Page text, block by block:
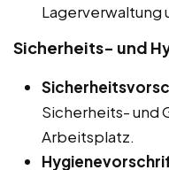
Lagerverwaltung
Sicherheits- und
Sicherheits- und
Arbeitsplatz.